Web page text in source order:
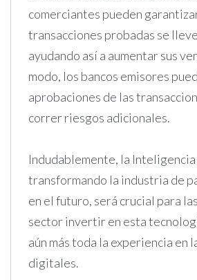
comerciantes pueden
transacciones probadas se
ayudando así a aumentar sus
modo, los bancos emisores
aprobaciones de las
correr riesgos adicionales.
Indudablemente, la
transformando la industria de
en el futuro, será crucial para
sector invertir en esta
aún más toda la experiencia en
digitales.